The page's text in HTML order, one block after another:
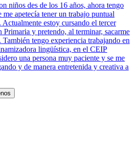
niños des de los 16 años, ahora tengo
me apetecía tener un trabajo puntual
Actualmente estoy cursando el tercer
Primaria y pretendo, al terminar, sacarme
tengo experiencia trabajando en
lingüística, en el CEIP
una persona muy paciente y se me
y de manera entretenida y creativa a